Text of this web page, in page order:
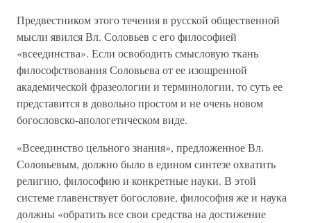
Предвестником этого течения в русской общественной
мысли явился Вл. Соловьев с его философией
«всеединства». Если освободить смысловую ткань
философствования Соловьева от ее изощренной
академической фразеологии и терминологии, то суть ее
представится в довольно простом и не очень новом
богословско-апологетическом виде.
«Всеединство цельного знания», предложенное Вл.
Соловьевым, должно было в едином синтезе охватить
религию, философию и конкретные науки. В этой
системе главенствует богословие, философия же и наука
должны «обратить все свои средства на достижение